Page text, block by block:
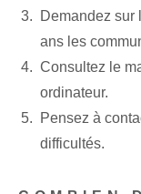
Demandez sur
ans les
Consultez le
ordinateur.
Pensez à
difficultés.